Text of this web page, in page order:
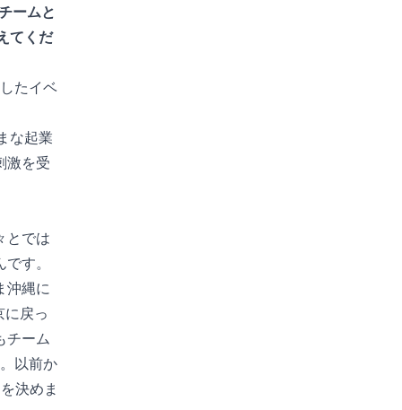
ームと
てくだ
たイベ
な起業
激を受
とでは
す。
沖縄に
に戻っ
チーム
以前か
決めま